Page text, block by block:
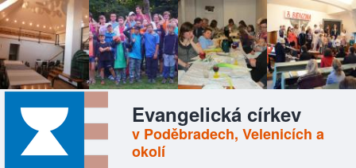
Skip to header
Skip to main navigation
Přejít k hlavnímu obsahu
Skip to footer
Evangelická církev
v Poděbradech, Velenicích a
okolí